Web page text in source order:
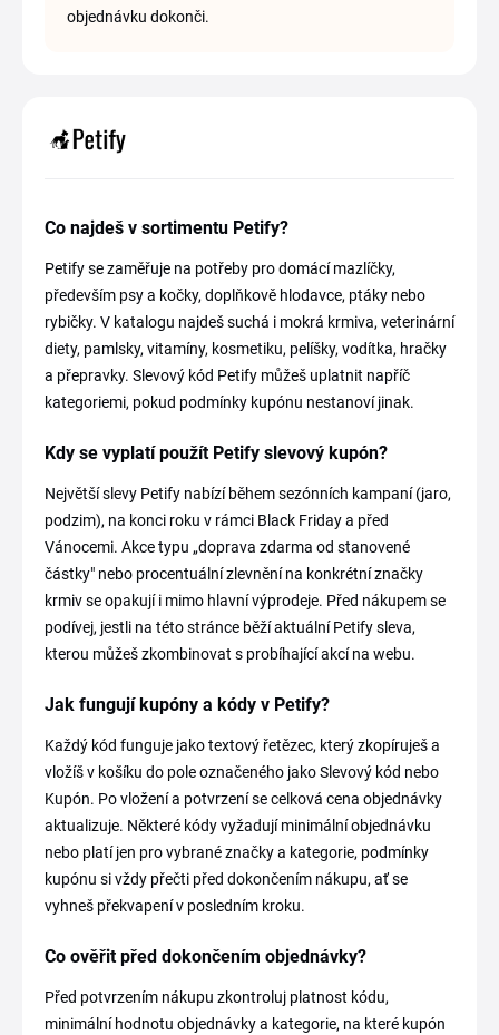
objednávku dokonči.
Co najdeš v sortimentu Petify?
Petify se zaměřuje na potřeby pro domácí mazlíčky,
především psy a kočky, doplňkově hlodavce, ptáky nebo
rybičky. V katalogu najdeš suchá i mokrá krmiva, veterinární
diety, pamlsky, vitamíny, kosmetiku, pelíšky, vodítka, hračky
a přepravky. Slevový kód Petify můžeš uplatnit napříč
kategoriemi, pokud podmínky kupónu nestanoví jinak.
Kdy se vyplatí použít Petify slevový kupón?
Největší slevy Petify nabízí během sezónních kampaní (jaro,
podzim), na konci roku v rámci Black Friday a před
Vánocemi. Akce typu „doprava zdarma od stanovené
částky" nebo procentuální zlevnění na konkrétní značky
krmiv se opakují i mimo hlavní výprodeje. Před nákupem se
podívej, jestli na této stránce běží aktuální Petify sleva,
kterou můžeš zkombinovat s probíhající akcí na webu.
Jak fungují kupóny a kódy v Petify?
Každý kód funguje jako textový řetězec, který zkopíruješ a
vložíš v košíku do pole označeného jako Slevový kód nebo
Kupón. Po vložení a potvrzení se celková cena objednávky
aktualizuje. Některé kódy vyžadují minimální objednávku
nebo platí jen pro vybrané značky a kategorie, podmínky
kupónu si vždy přečti před dokončením nákupu, ať se
vyhneš překvapení v posledním kroku.
Co ověřit před dokončením objednávky?
Před potvrzením nákupu zkontroluj platnost kódu,
minimální hodnotu objednávky a kategorie, na které kupón